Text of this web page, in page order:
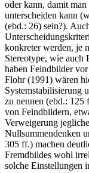
oder kann, damit
unterscheiden kann
(ebd.: 26) sein?).
konkreter werden, je
Stereotype, wie auch
haben Feindbilder
Flohr (1991) wären
Systemstabilisierung
zu nennen (ebd.:
von Feindbildern,
Verweigerung
Nullsummendenken
305 ff.) machen
Fremdbildes wohl
solche Einstellungen